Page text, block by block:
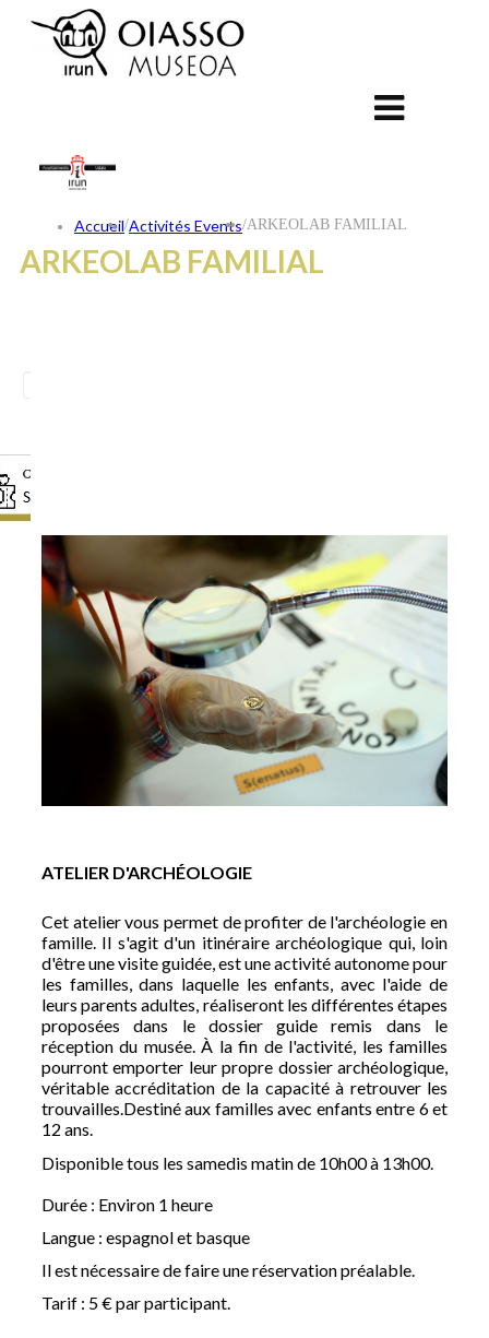
Accueil/Activités Events/ARKEOLAB FAMILIAL
ARKEOLAB FAMILIAL
ATELIER D'ARCHÉOLOGIE
Cet atelier vous permet de profiter de l'archéologie en
famille. Il s'agit d'un itinéraire archéologique qui, loin
d'être une visite guidée, est une activité autonome pour
les familles, dans laquelle les enfants, avec l'aide de
leurs parents adultes, réaliseront les différentes étapes
proposées dans le dossier guide remis dans le
réception du musée. À la fin de l'activité, les familles
pourront emporter leur propre dossier archéologique,
véritable accréditation de la capacité à retrouver les
trouvailles.Destiné aux familles avec enfants entre 6 et
12 ans.
Disponible tous les samedis matin de 10h00 à 13h00.
Durée : Environ 1 heure
Langue : espagnol et basque
Il est nécessaire de faire une réservation préalable.
Tarif : 5 € par participant.